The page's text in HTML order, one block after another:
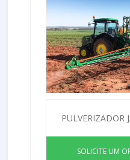
PULVERIZADOR
SOLICITE UM